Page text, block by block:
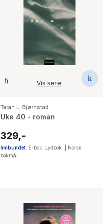
Vis serie
Taran L. Bjørnstad
Uke 40 - roman
329,-
Innbundet E-bok Lydbok
Norsk
bokmål